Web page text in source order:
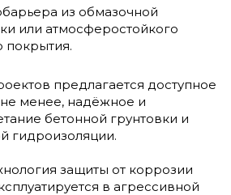
из обмазочной
или атмосферостойкого
покрытия.
предлагается доступное
менее, надёжное и
бетонной грунтовки и
гидроизоляции.
защиты от коррозии
в агрессивной